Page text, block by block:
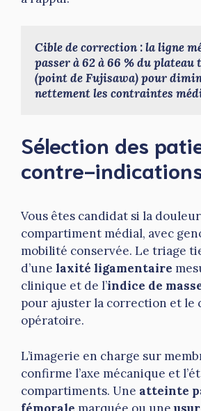
Cible de correction : la ligne
passer à 62 à 66 % du
(point de Fujisawa) pour
nettement les contraintes
Sélection des
contre-
Vous êtes candidat si la
compartiment médial, avec
mobilité conservée. Le triage
d’une laxité ligamentaire
clinique et de l’indice de
pour ajuster la correction et le
opératoire.
L’imagerie en charge sur
confirme l’axe mécanique et
compartiments. Une atteinte